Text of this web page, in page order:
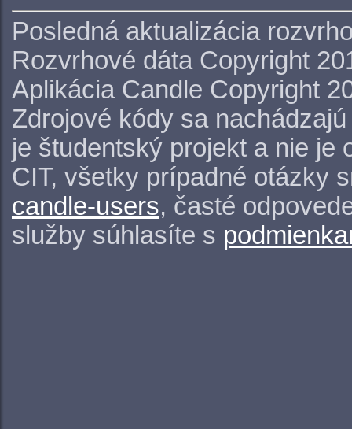
Posledná aktualizácia
Rozvrhové dáta Copyright
Aplikácia Candle Copyright
Zdrojové kódy sa
je študentský projekt a nie je
CIT, všetky prípadné otázky
candle-users, časté
služby súhlasíte s